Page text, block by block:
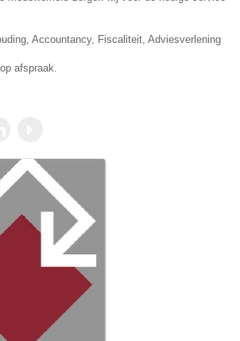
Accountancy, Fiscaliteit, Adviesverlening
afspraak.